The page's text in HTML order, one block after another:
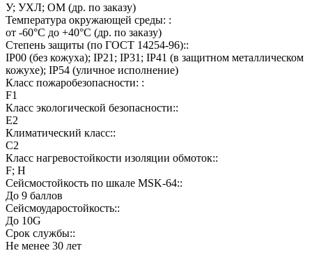
У; УХЛ; ОМ (др. по заказу)
Температура окружающей среды: :
от -60°C до +40°C (др. по заказу)
Степень защиты (по ГОСТ 14254-96)::
IP00 (без кожуха); IP21; IP31; IP41 (в защитном металлическом
кожухе); IP54 (уличное исполнение)
Класс пожаробезопасности: :
F1
Класс экологической безопасности::
E2
Климатический класс::
C2
Класс нагревостойкости изоляции обмоток::
F; H
Сейсмостойкость по шкале MSK-64::
До 9 баллов
Сейсмоударостойкость::
До 10G
Срок службы::
Не менее 30 лет